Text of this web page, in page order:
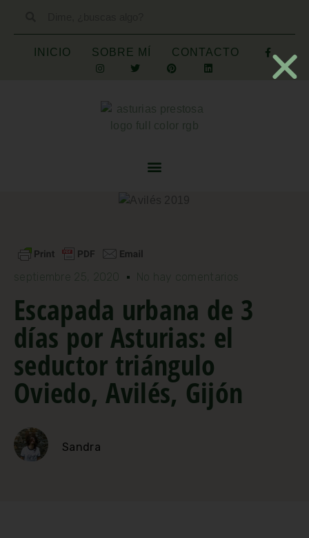
INICIO SOBRE MÍ CONTACTO
Escapada urbana de 3
días por Asturias: el
seductor triángulo
Oviedo, Avilés, Gijón
Sandra